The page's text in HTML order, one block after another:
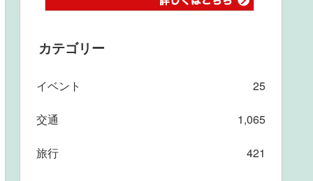
カテゴリー
イベント 25
交通 1,065
旅行 421